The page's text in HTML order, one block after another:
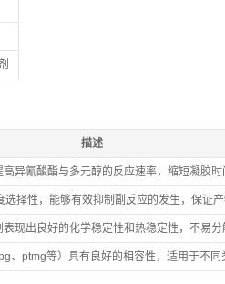
描述
异氰酸酯与多元醇的反应速率，缩短凝胶时
择性，能够有效抑制副反应的发生，保证产
现出良好的化学稳定性和热稳定性，不易分
、ptmg等）具有良好的相容性，适用于不同